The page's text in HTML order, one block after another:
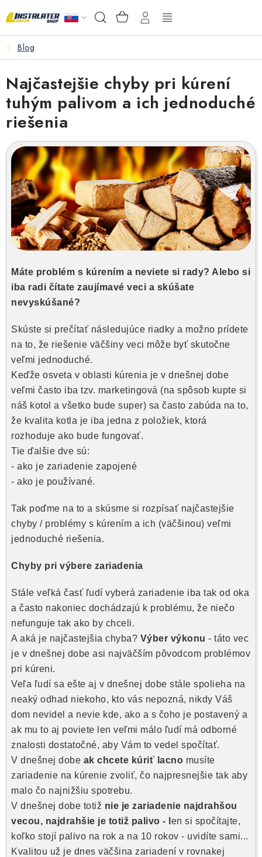
na
Hľadať NÁKUPNÝ
KOŠÍK
Inštalačný materiál
Podlahové kúrenie
Ventily a armatúry
Meranie a regulácia
Kúrenie a chladenie
Komíny a dymovody
Čerpadlá a vodárne
Filtrovanie a úprava vody
Záhrada a závlaha
Vetranie a rekuperácia
Kúpeľňa a sanita
Akcie, Zľavy
VEĽKOOBCHOD
AKO VYBRAŤ?
PREDAJŇA - RAKOVÁ
Kontakty Poštovné a doprava
Obchodné podmienky
Obchodné podmienky požičovne náradia
Moja objednávka
Blog
Najčastejšie chyby pri kúrení
tuhým palivom a ich jednoduché
riešenia
Máte problém s kúrením a neviete si rady? Alebo si
iba radi čítate zaujímavé veci a skúšate
nevyskúšané?
Skúste si prečítať následujúce riadky a možno prídete
na to, že riešenie väčšiny veci môže byť skutočne
veľmi jednoduché.
Keďže osveta v oblasti kúrenia je v dnešnej dobe
veľmi často iba tzv. marketingová (na spôsob kupte si
náš kotol a všetko bude super) sa často zabúda na to,
že kvalita kotla je iba jedna z položiek, ktorá
rozhoduje ako bude fungovať.
Tie ďalšie dve sú:
- ako je zariadenie zapojené
- ako je používané.
Tak poďme na to a skúsme si rozpísať najčastejšie
chyby / problémy s kúrením a ich (väčšinou) veľmi
jednoduché riešenia.
Chyby pri výbere zariadenia
Stále veľká časť ľudí vyberá zariadenie iba tak od oka
a často nakoniec dochádzajú k problému, že niečo
nefunguje tak ako by chceli.
A aká je najčastejšia chyba? Výber výkonu - táto vec
je v dnešnej dobe asi najväčším pôvodcom problémov
pri kúreni.
Veľa ľudí sa ešte aj v dnešnej dobe stále spolieha na
neaký odhad niekoho, kto vás nepozná, nikdy Váš
dom nevidel a nevie kde, ako a s čoho je postavený a
ak mu to aj poviete len veľmi málo ľudí má odborné
znalosti dostatočné, aby Vám to vedel spočítať.
V dnešnej dobe ak chcete kúriť lacno musíte
zariadenie na kúrenie zvoliť, čo najpresnejšie tak aby
malo čo najnižšiu spotrebu.
V dnešnej dobe totiž nie je zariadenie najdrahšou
vecou, najdrahšie je totiž palivo - l en si spočítajte,
koľko stojí palivo na rok a na 10 rokov - uvidíte sami...
Kvalitou už je dnes väčšina zariadení v rovnakej